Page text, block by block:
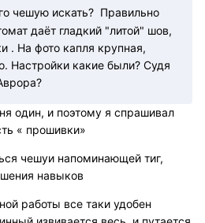
чешую искать? Правильно
даёт гладкий "литой" шов,
. На фото капля крупная,
Настройки какие были? Судя
один, и поэтому я спрашивал
« прошивки»
чешуи напоминающей тиг,
навыков
работы все таки удобен